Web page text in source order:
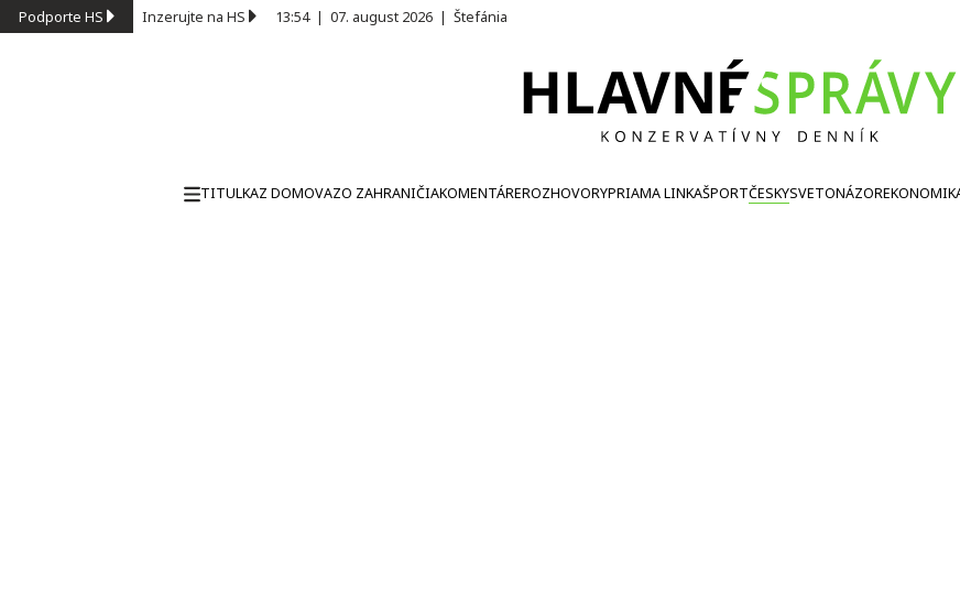
Podporte HS Inzerujte na HS 13:54| 07. august 2026 | Štefánia
TITULKAZ DOMOVAZO ZAHRANIČIAKOMENTÁREROZHOVORYPRIAMA LINKAŠPORTČESKYSVETONÁZOR